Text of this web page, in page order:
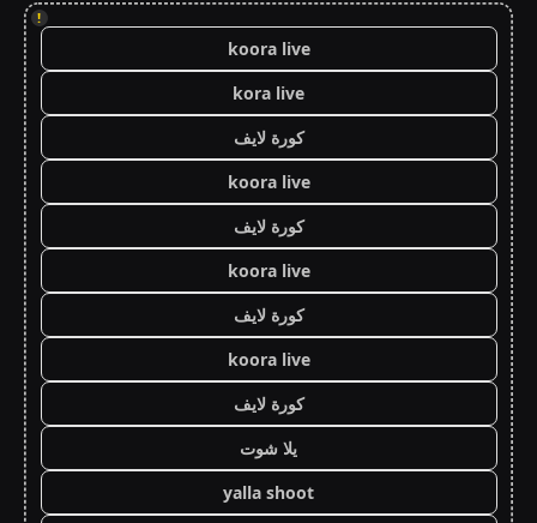
!
koora live
kora live
كورة لايف
koora live
كورة لايف
koora live
كورة لايف
koora live
كورة لايف
يلا شوت
yalla shoot